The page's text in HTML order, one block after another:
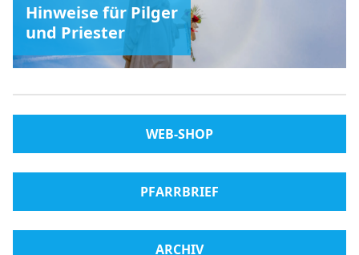
Hinweise für Pilger
und Priester
WEB-SHOP
PFARRBRIEF
ARCHIV